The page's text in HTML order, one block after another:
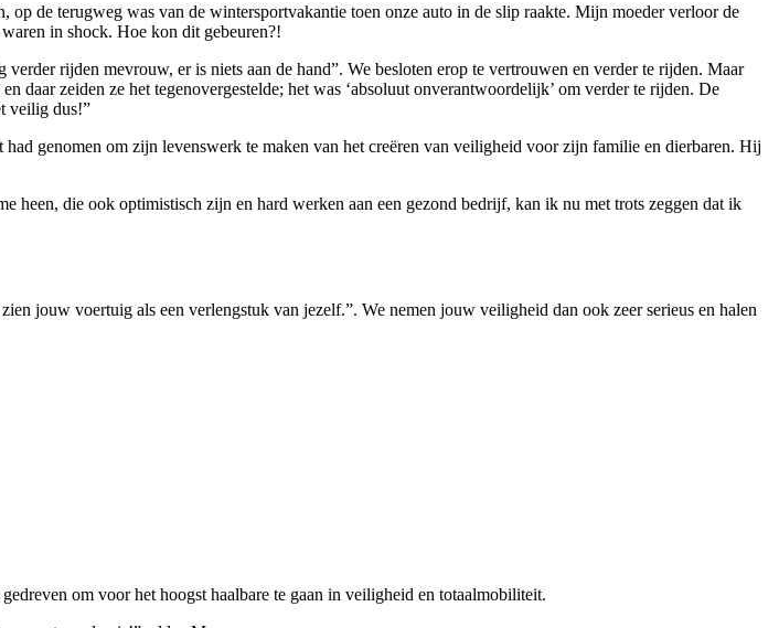
de terugweg was van de wintersportvakantie toen onze auto in de slip raakte. Mijn moeder verloor de
in shock. Hoe kon dit gebeuren?!
rijden mevrouw, er is niets aan de hand”. We besloten erop te vertrouwen en verder te rijden. Maar
zeiden ze het tegenovergestelde; het was ‘absoluut onverantwoordelijk’ om verder te rijden. De
veilig dus!”
genomen om zijn levenswerk te maken van het creëren van veiligheid voor zijn familie en dierbaren. Hij
heen, die ook optimistisch zijn en hard werken aan een gezond bedrijf, kan ik nu met trots zeggen dat ik
jouw voertuig als een verlengstuk van jezelf.”. We nemen jouw veiligheid dan ook zeer serieus en halen
om voor het hoogst haalbare te gaan in veiligheid en totaalmobiliteit.